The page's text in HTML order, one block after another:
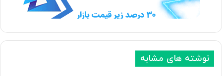
ی
ی
نوشته های مشابه